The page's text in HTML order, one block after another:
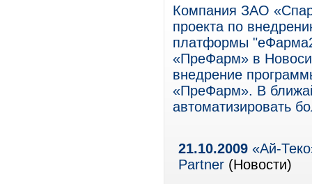
Компания ЗАО
проекта по
платформы
«ПреФарм» в
внедрение
«ПреФарм». В
автоматизировать
21.10.2009 «Ай-
Partner (Новости)